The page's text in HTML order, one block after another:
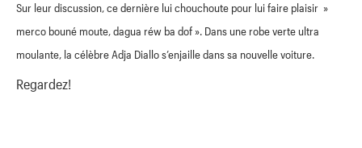
Sur leur discussion, ce dernière lui chouchoute pour lui faire plaisir »
merco bouné moute, dagua réw ba dof ». Dans une robe verte ultra
moulante, la célèbre Adja Diallo s’enjaille dans sa nouvelle voiture.
Regardez!